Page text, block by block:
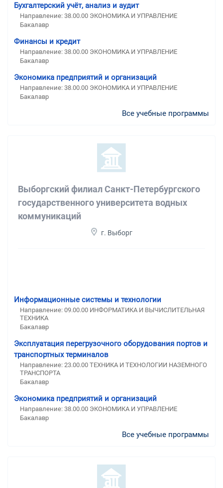
Бухгалтерский учёт, анализ и аудит
Направление: 38.00.00 ЭКОНОМИКА И УПРАВЛЕНИЕ
Бакалавр
Финансы и кредит
Направление: 38.00.00 ЭКОНОМИКА И УПРАВЛЕНИЕ
Бакалавр
Экономика предприятий и организаций
Направление: 38.00.00 ЭКОНОМИКА И УПРАВЛЕНИЕ
Бакалавр
Все учебные программы
Выборгский филиал Санкт-Петербургского
государственного университета водных
коммуникаций
г. Выборг
Информационные системы и технологии
Направление: 09.00.00 ИНФОРМАТИКА И ВЫЧИСЛИТЕЛЬНАЯ
ТЕХНИКА
Бакалавр
Эксплуатация перегрузочного оборудования портов и
транспортных терминалов
Направление: 23.00.00 ТЕХНИКА И ТЕХНОЛОГИИ НАЗЕМНОГО
ТРАНСПОРТА
Бакалавр
Экономика предприятий и организаций
Направление: 38.00.00 ЭКОНОМИКА И УПРАВЛЕНИЕ
Бакалавр
Все учебные программы